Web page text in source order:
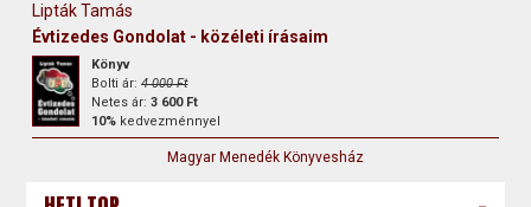
Lipták Tamás
Évtizedes Gondolat - közéleti írásaim
Könyv
Bolti ár:4 000 Ft
Netes ár:3 600 Ft
10% kedvezménnyel
Magyar Menedék Könyvesház